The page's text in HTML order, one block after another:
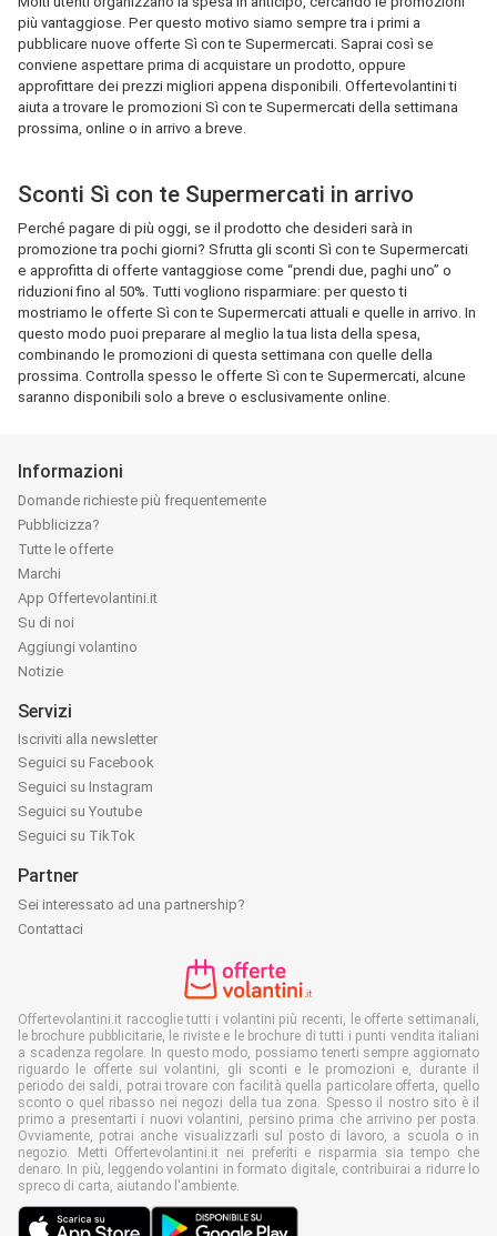
più vantaggiose. Per questo motivo siamo sempre tra i primi a
pubblicare nuove offerte Sì con te Supermercati. Saprai così se
conviene aspettare prima di acquistare un prodotto, oppure
approfittare dei prezzi migliori appena disponibili. Offertevolantini ti
aiuta a trovare le promozioni Sì con te Supermercati della settimana
prossima, online o in arrivo a breve.
Sconti Sì con te Supermercati in arrivo
Perché pagare di più oggi, se il prodotto che desideri sarà in
promozione tra pochi giorni? Sfrutta gli sconti Sì con te Supermercati
e approfitta di offerte vantaggiose come “prendi due, paghi uno” o
riduzioni fino al 50%. Tutti vogliono risparmiare: per questo ti
mostriamo le offerte Sì con te Supermercati attuali e quelle in arrivo. In
questo modo puoi preparare al meglio la tua lista della spesa,
combinando le promozioni di questa settimana con quelle della
prossima. Controlla spesso le offerte Sì con te Supermercati, alcune
saranno disponibili solo a breve o esclusivamente online.
Informazioni
Domande richieste più frequentemente
Pubblicizza?
Tutte le offerte
Marchi
App Offertevolantini.it
Su di noi
Aggiungi volantino
Notizie
Servizi
Iscriviti alla newsletter
Seguici su Facebook
Seguici su Instagram
Seguici su Youtube
Seguici su TikTok
Partner
Sei interessato ad una partnership?
Contattaci
Offertevolantini.it raccoglie tutti i volantini più recenti, le offerte settimanali,
le brochure pubblicitarie, le riviste e le brochure di tutti i punti vendita italiani
a scadenza regolare. In questo modo, possiamo tenerti sempre aggiornato
riguardo le offerte sui volantini, gli sconti e le promozioni e, durante il
periodo dei saldi, potrai trovare con facilità quella particolare offerta, quello
sconto o quel ribasso nei negozi della tua zona. Spesso il nostro sito è il
primo a presentarti i nuovi volantini, persino prima che arrivino per posta.
Ovviamente, potrai anche visualizzarli sul posto di lavoro, a scuola o in
negozio. Metti Offertevolantini.it nei preferiti e risparmia sia tempo che
denaro. In più, leggendo volantini in formato digitale, contribuirai a ridurre lo
spreco di carta, aiutando l'ambiente.